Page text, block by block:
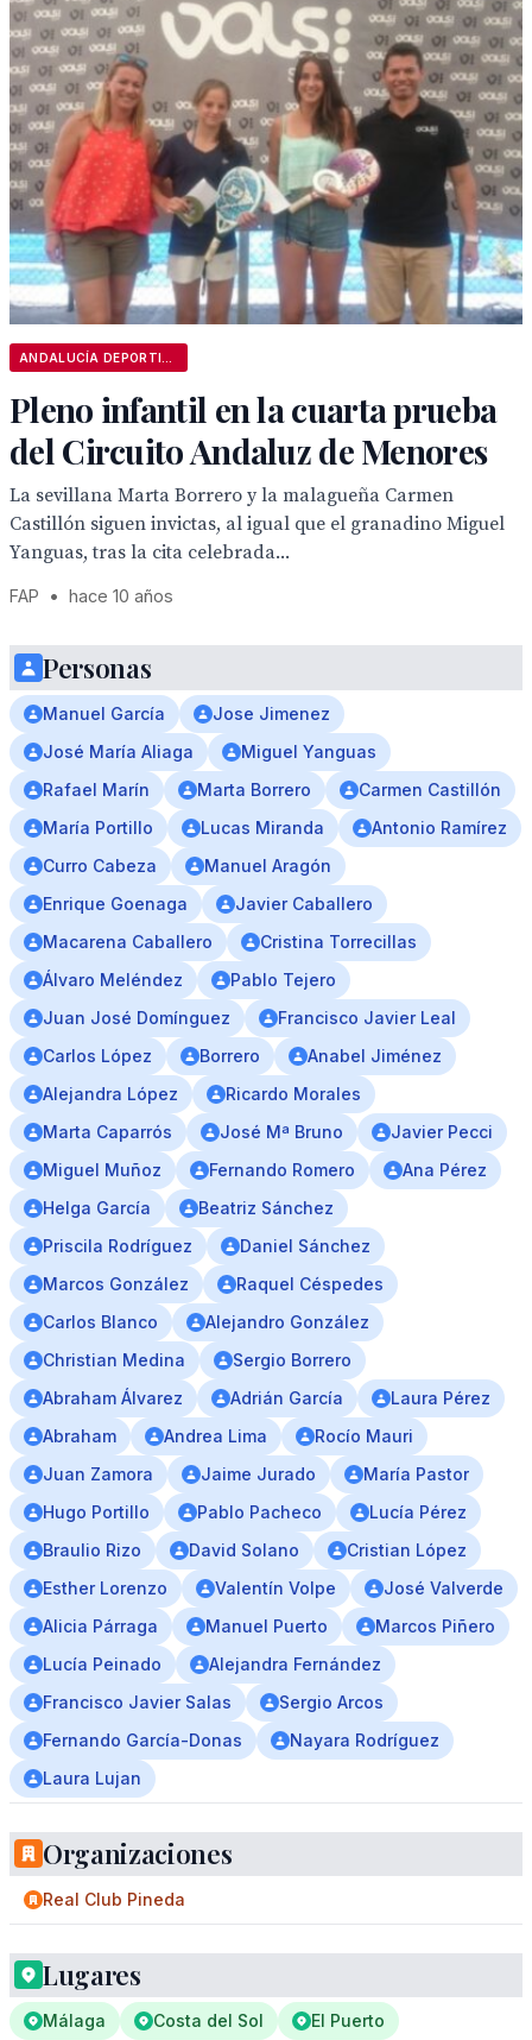
Pleno infantil en la cuarta prueba
del Circuito Andaluz de Menores
La sevillana Marta Borrero y la malagueña Carmen
Castillón siguen invictas, al igual que el granadino Miguel
Yanguas, tras la cita celebrada...
FAP • hace 10 años
Personas
Manuel García
Jose Jimenez
José María Aliaga
Miguel Yanguas
Rafael Marín
Marta Borrero
Carmen Castillón
María Portillo
Lucas Miranda
Antonio Ramírez
Curro Cabeza
Manuel Aragón
Enrique Goenaga
Javier Caballero
Macarena Caballero
Cristina Torrecillas
Álvaro Meléndez
Pablo Tejero
Juan José Domínguez
Francisco Javier Leal
Carlos López
Borrero
Anabel Jiménez
Alejandra López
Ricardo Morales
Marta Caparrós
José Mª Bruno
Javier Pecci
Miguel Muñoz
Fernando Romero
Ana Pérez
Helga García
Beatriz Sánchez
Priscila Rodríguez
Daniel Sánchez
Marcos González
Raquel Céspedes
Carlos Blanco
Alejandro González
Christian Medina
Sergio Borrero
Abraham Álvarez
Adrián García
Laura Pérez
Abraham
Andrea Lima
Rocío Mauri
Juan Zamora
Jaime Jurado
María Pastor
Hugo Portillo
Pablo Pacheco
Lucía Pérez
Braulio Rizo
David Solano
Cristian López
Esther Lorenzo
Valentín Volpe
José Valverde
Alicia Párraga
Manuel Puerto
Marcos Piñero
Lucía Peinado
Alejandra Fernández
Francisco Javier Salas
Sergio Arcos
Fernando García-Donas
Nayara Rodríguez
Laura Lujan
Organizaciones
Real Club Pineda
Lugares
Málaga Costa del Sol El Puerto